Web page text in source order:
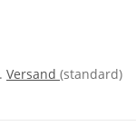
Versand (standard)